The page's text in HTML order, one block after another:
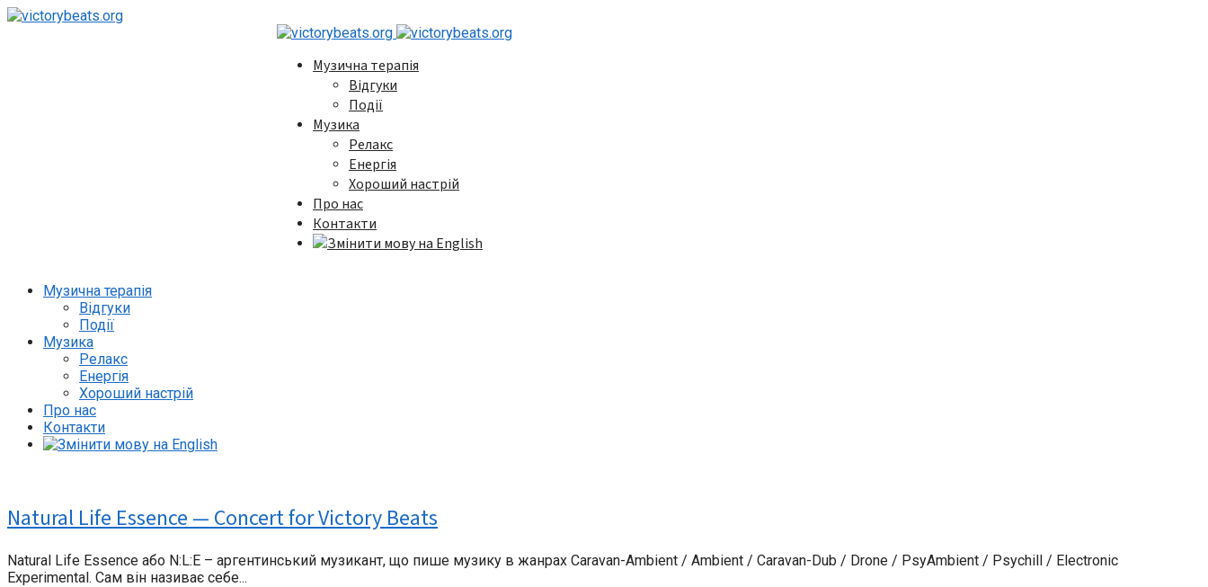
Музична терапія
Відгуки
Події
Музика
Релакс
Енергія
Хороший настрій
Про нас
Контакти
Музична терапія
Відгуки
Події
Музика
Релакс
Енергія
Хороший настрій
Про нас
Контакти
Natural Life Essence — Concert for Victory Beats
Natural Life Essence або N:L:E – аргентинський музикант, що пише музику в жанрах Caravan-Ambient / Ambient / Caravan-Dub / Drone / PsyAmbient / Psychill / Electronic
Experimental. Сам він називає себе...